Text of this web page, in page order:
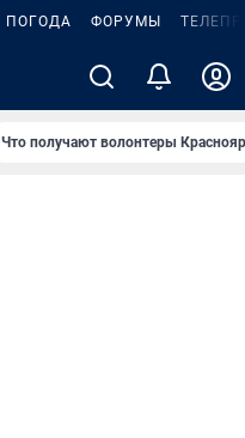
ПОГОДА ФОРУМЫ
Что получают волонтеры